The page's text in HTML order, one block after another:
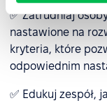
✅ Zatrudniaj
nastawione na
kryteria, które
odpowiednim
✅ Edukuj zespół,